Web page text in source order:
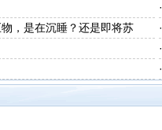
·
，是在沉睡？还是即将苏
·
·
·